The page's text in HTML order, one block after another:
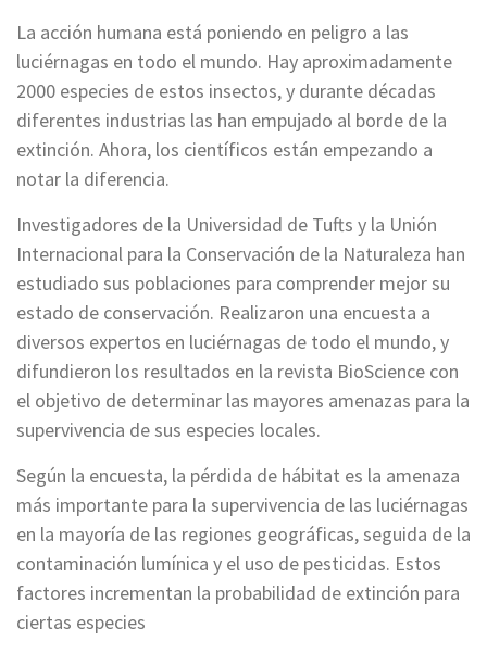
La acción humana está poniendo en peligro a las
luciérnagas en todo el mundo. Hay aproximadamente
2000 especies de estos insectos, y durante décadas
diferentes industrias las han empujado al borde de la
extinción. Ahora, los científicos están empezando a
notar la diferencia.
Investigadores de la Universidad de Tufts y la Unión
Internacional para la Conservación de la Naturaleza han
estudiado sus poblaciones para comprender mejor su
estado de conservación. Realizaron una encuesta a
diversos expertos en luciérnagas de todo el mundo, y
difundieron los resultados en la revista BioScience con
el objetivo de determinar las mayores amenazas para la
supervivencia de sus especies locales.
Según la encuesta, la pérdida de hábitat es la amenaza
más importante para la supervivencia de las luciérnagas
en la mayoría de las regiones geográficas, seguida de la
contaminación lumínica y el uso de pesticidas. Estos
factores incrementan la probabilidad de extinción para
ciertas especies